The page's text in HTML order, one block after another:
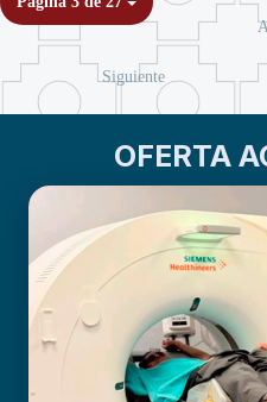
Siguiente
OFERTA